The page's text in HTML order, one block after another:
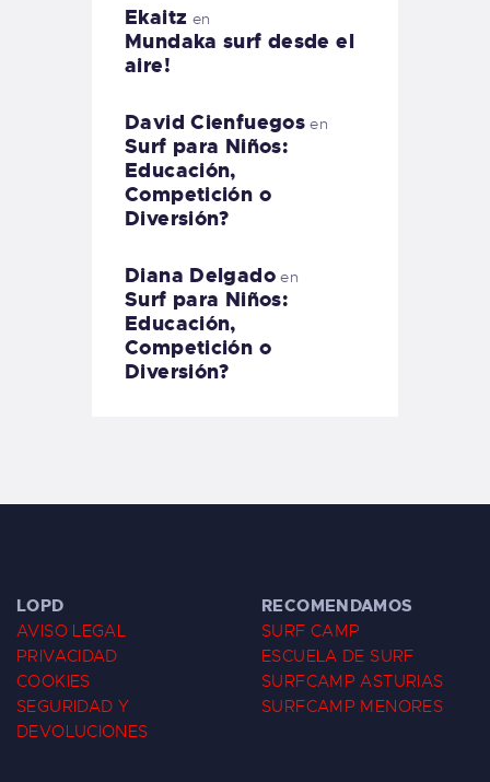
Ekaitz en
Mundaka surf desde el
aire!
David Cienfuegos en
Surf para Niños:
Educación,
Competición o
Diversión?
Diana Delgadoen
Surf para Niños:
Educación,
Competición o
Diversión?
LOPD
AVISO LEGAL
PRIVACIDAD
COOKIES
SEGURIDAD Y
DEVOLUCIONES
RECOMENDAMOS
SURF CAMP
ESCUELA DE SURF
SURFCAMP ASTURIAS
SURFCAMP MENORES